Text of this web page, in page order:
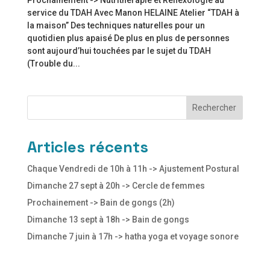
service du TDAH Avec Manon HELAINE Atelier “TDAH à
la maison” Des techniques naturelles pour un
quotidien plus apaisé De plus en plus de personnes
sont aujourd’hui touchées par le sujet du TDAH
(Trouble du...
Rechercher
Articles récents
Chaque Vendredi de 10h à 11h -> Ajustement Postural
Dimanche 27 sept à 20h -> Cercle de femmes
Prochainement -> Bain de gongs (2h)
Dimanche 13 sept à 18h -> Bain de gongs
Dimanche 7 juin à 17h -> hatha yoga et voyage sonore